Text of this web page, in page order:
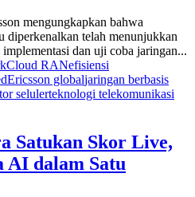
mengungkapkan bahwa
telah menunjukkan
dan uji coba jaringan...
Cloud RANefisiensi
Ericsson globaljaringan berbasis
selulerteknologi telekomunikasi
Satukan Skor Live,
AI dalam Satu